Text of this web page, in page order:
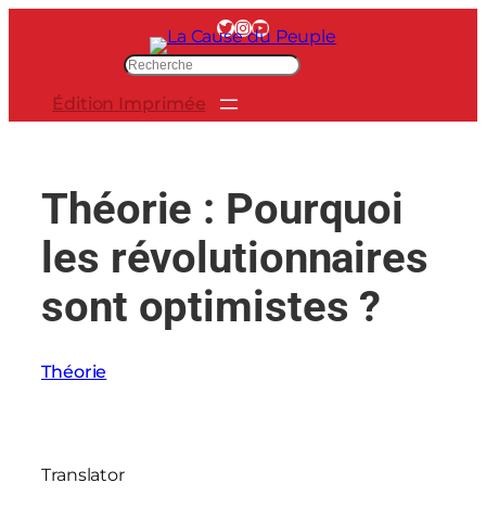
Twitter InstagramYouTube
r
Édition Imprimée
Théorie : Pourquoi
les révolutionnaires
sont optimistes ?
Théorie
Translator